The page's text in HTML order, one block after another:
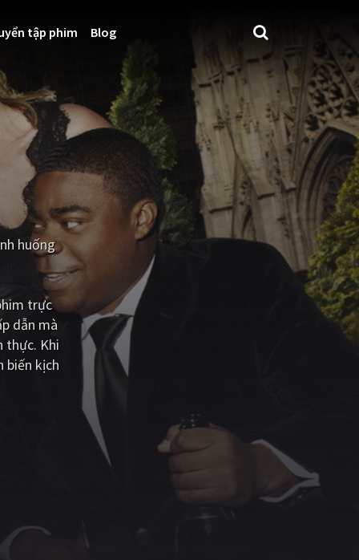
tập phim Blog
huống
trực
dẫn mà
thực. Khi
biến kịch